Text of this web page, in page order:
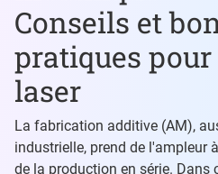
Conseils et
pratiques
laser
La fabrication additive (AM),
industrielle, prend de l'ampleur
de la production en série. Dans